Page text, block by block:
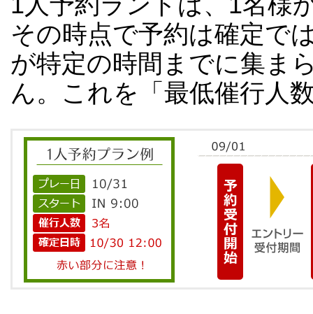
その時点で予約は確定で
が特定の時間までに集ま
ん。これを「最低催行人